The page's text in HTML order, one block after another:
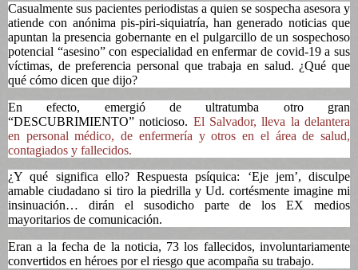
Casualmente sus pacientes periodistas a quien se sospecha asesora y
atiende con anónima pis-piri-siquiatría, han generado noticias que
apuntan la presencia gobernante en el pulgarcillo de un sospechoso
potencial “asesino” con especialidad en enfermar de covid-19 a sus
víctimas, de preferencia personal que trabaja en salud. ¿Qué que
qué cómo dicen que dijo?
En efecto, emergió de ultratumba otro gran
“DESCUBRIMIENTO” noticioso. El Salvador, lleva la delantera
en personal médico, de enfermería y otros en el área de salud,
contagiados y fallecidos.
¿Y qué significa ello? Respuesta psíquica: ‘Eje jem’, disculpe
amable ciudadano si tiro la piedrilla y Ud. cortésmente imagine mi
insinuación… dirán el susodicho parte de los EX medios
mayoritarios de comunicación.
Eran a la fecha de la noticia, 73 los fallecidos, involuntariamente
convertidos en héroes por el riesgo que acompaña su trabajo.